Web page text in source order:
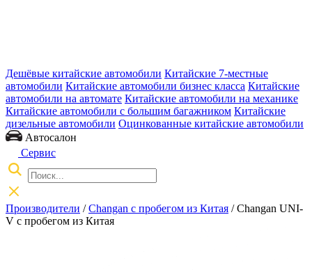
Дешёвые китайские автомобили Китайские 7-местные
автомобили Китайские автомобили бизнес класса Китайские
автомобили на автомате Китайские автомобили на механике
Китайские автомобили с большим багажником Китайские
дизельные автомобили Оцинкованные китайские автомобили
Автосалон
Сервис
Производители / Changan с пробегом из Китая / Changan UNI-
V с пробегом из Китая